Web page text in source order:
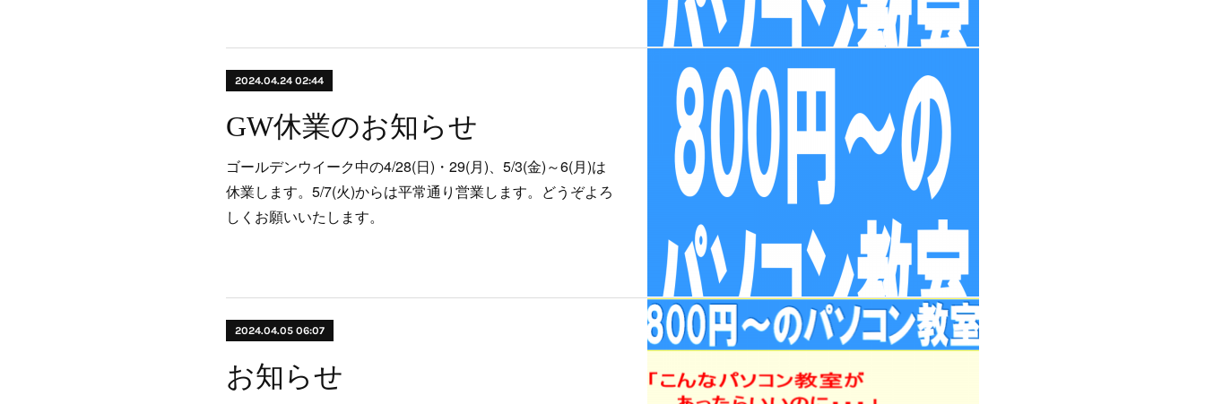
2024.04.24 02:44
GW休業のお知らせ
ゴールデンウイーク中の4/28(日)・29(月)、5/3(金)～6(月)は
休業します。5/7(火)からは平常通り営業します。どうぞよろ
しくお願いいたします。
2024.04.05 06:07
お知らせ